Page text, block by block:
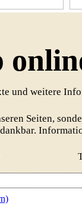
und weitere
Seiten,